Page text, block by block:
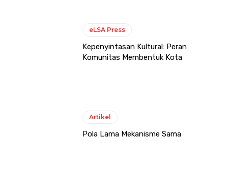
eLSA Press
Kepenyintasan Kultural: Peran
Komunitas Membentuk Kota
Artikel
Pola Lama Mekanisme Sama